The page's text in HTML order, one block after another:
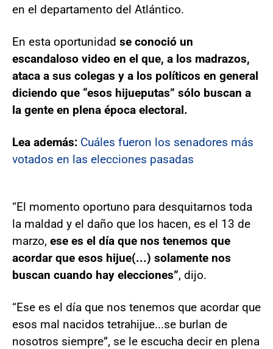
en el departamento del Atlántico.
En esta oportunidad se conoció un
escandaloso video en el que, a los madrazos,
ataca a sus colegas y a los políticos en general
diciendo que “esos hijueputas” sólo buscan a
la gente en plena época electoral.
Lea además: Cuáles fueron los senadores más
votados en las elecciones pasadas
“El momento oportuno para desquitarnos toda
la maldad y el daño que los hacen, es el 13 de
marzo, ese es el día que nos tenemos que
acordar que esos hijue(...) solamente nos
buscan cuando hay elecciones”, dijo.
“Ese es el día que nos tenemos que acordar que
esos mal nacidos tetrahijue...se burlan de
nosotros siempre”, se le escucha decir en plena